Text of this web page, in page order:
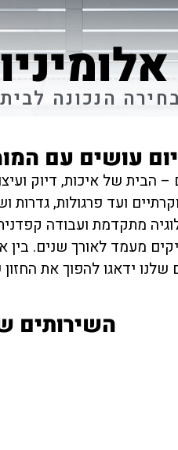
הנכונה
עושים עם
– הבית של איכות, דיוק
ועד פרגולות, גדרות
טכנולוגיה מתקדמת ועבודה
מעמד לאורך שנים.
שלנו ידאגו להפוך את
השירותים